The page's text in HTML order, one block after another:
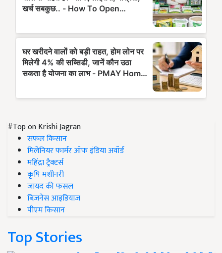
#Top on Krishi Jagran
सफल किसान
मिलेनियर फार्मर ऑफ इंडिया अवॉर्ड
महिंद्रा ट्रैक्टर्स
कृषि मशीनरी
जायद की फसल
बिज़नेस आइडियाज
पीएम किसान
Top Stories